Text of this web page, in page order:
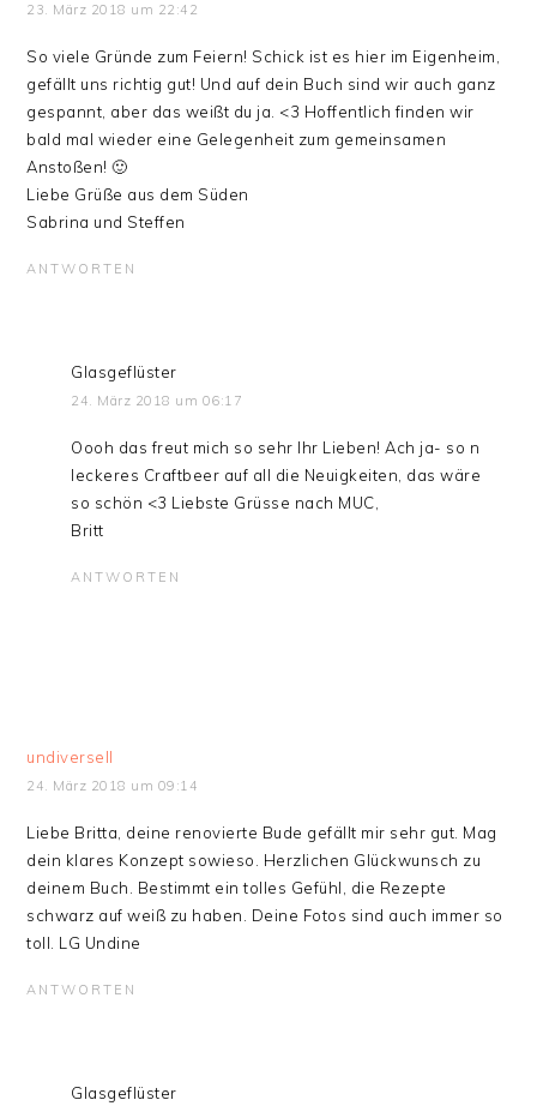
23. März 2018 um 22:42
So viele Gründe zum Feiern! Schick ist es hier im Eigenheim,
gefällt uns richtig gut! Und auf dein Buch sind wir auch ganz
gespannt, aber das weißt du ja. <3 Hoffentlich finden wir
bald mal wieder eine Gelegenheit zum gemeinsamen
Anstoßen! 🙂
Liebe Grüße aus dem Süden
Sabrina und Steffen
ANTWORTEN
Glasgeflüster
24. März 2018 um 06:17
Oooh das freut mich so sehr Ihr Lieben! Ach ja- so n
leckeres Craftbeer auf all die Neuigkeiten, das wäre
so schön <3 Liebste Grüsse nach MUC,
Britt
ANTWORTEN
undiversell
24. März 2018 um 09:14
Liebe Britta, deine renovierte Bude gefällt mir sehr gut. Mag
dein klares Konzept sowieso. Herzlichen Glückwunsch zu
deinem Buch. Bestimmt ein tolles Gefühl, die Rezepte
schwarz auf weiß zu haben. Deine Fotos sind auch immer so
toll. LG Undine
ANTWORTEN
Glasgeflüster